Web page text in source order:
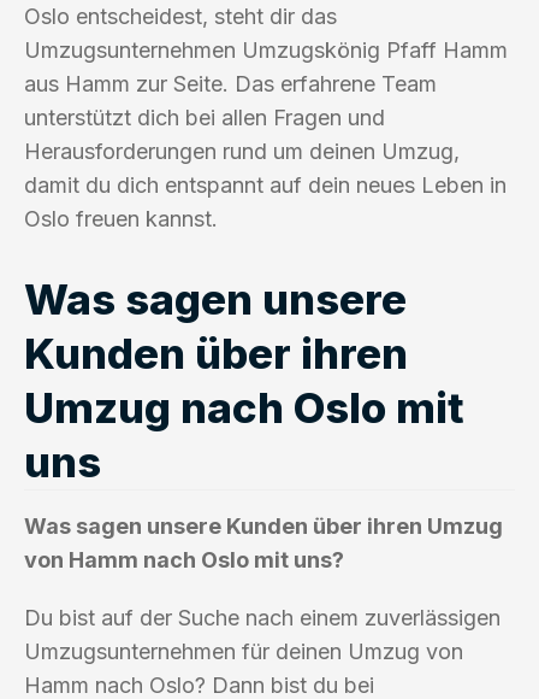
Oslo entscheidest, steht dir das
Umzugsunternehmen Umzugskönig Pfaff Hamm
aus Hamm zur Seite. Das erfahrene Team
unterstützt dich bei allen Fragen und
Herausforderungen rund um deinen Umzug,
damit du dich entspannt auf dein neues Leben in
Oslo freuen kannst.
Was sagen unsere
Kunden über ihren
Umzug nach Oslo mit
uns
Was sagen unsere Kunden über ihren Umzug
von Hamm nach Oslo mit uns?
Du bist auf der Suche nach einem zuverlässigen
Umzugsunternehmen für deinen Umzug von
Hamm nach Oslo? Dann bist du bei